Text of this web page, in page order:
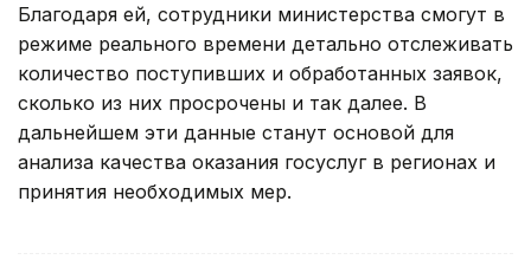
Благодаря ей, сотрудники министерства смогут в
режиме реального времени детально отслеживать
количество поступивших и обработанных заявок,
сколько из них просрочены и так далее. В
дальнейшем эти данные станут основой для
анализа качества оказания госуслуг в регионах и
принятия необходимых мер.